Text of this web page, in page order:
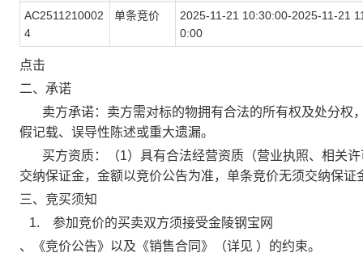
AC2511210002
4
单条竞价
2025-11-21 10:30:00-2025-11-21
0:00
点击
二、承诺
卖方承诺：卖方需对标的物拥有合法的所有权及处分权
假记载、误导性陈述或重大遗漏。
买方资质：（1）具有合法经营资质（营业执照、相关许
交纳保证金，金额以竞价公告为准，单条竞价无须交纳保证
三、竞买须知
1. 参加竞价的买卖双方须接受金陵钢宝网
、《竞价公告》以及《销售合同》（详见 ）的约束。